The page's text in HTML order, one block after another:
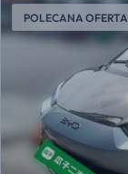
POLECANA OFERTA